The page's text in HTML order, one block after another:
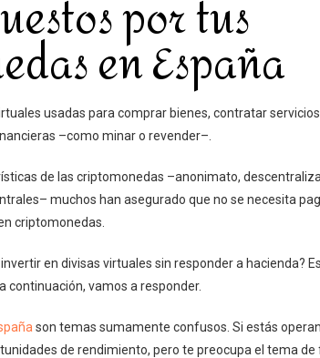
por tus
en España
usadas para comprar bienes, contratar
–como minar o revender–.
de las criptomonedas –anonimato,
muchos han asegurado que no se necesita
criptomonedas.
en divisas virtuales sin responder a hacienda?
continuación, vamos a responder.
son temas sumamente confusos. Si estás
de rendimiento, pero te preocupa el tema de